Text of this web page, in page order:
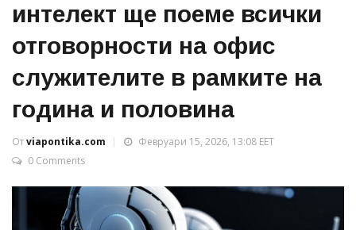
интелект ще поеме всички
отговорности на офис
служителите в рамките на
година и половина
Отviapontika.com
Февруари 15, 2026, 13:08 EET
0 Comments